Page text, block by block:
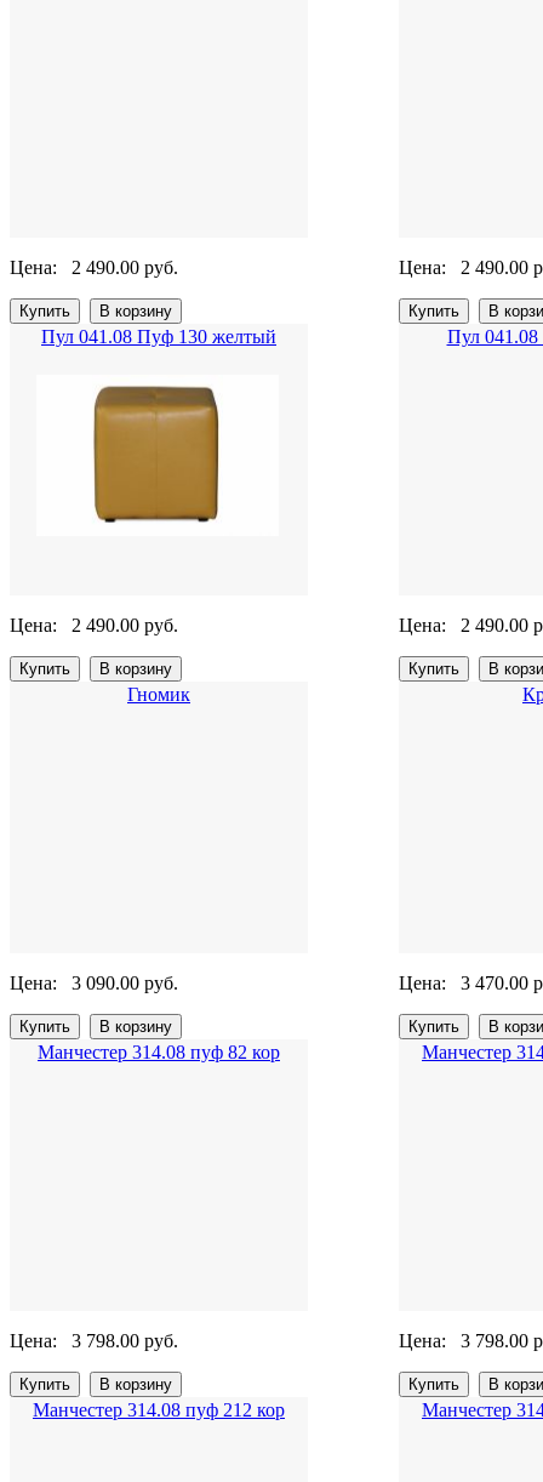
Цена: 2 490.00 руб. Цена: 2 490.00
Пул 041.08 Пуф 130 желтый
Цена: 2 490.00 руб.
Пул
Цена: 2 490.00
Гномик
Цена: 3 090.00 руб. Цена: 3 470.00
Манчестер 314.08 пуф 82 кор
Цена: 3 798.00 руб.
Манчестер
Цена: 3 798.00
Манчестер 314.08 пуф 212 кор Манчестер